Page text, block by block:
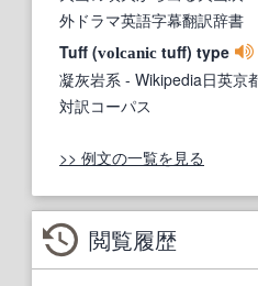
外ドラマ英語字幕翻訳辞書
Tuff (volcanic tuff) type
凝灰岩系 - Wikipedia日英京
対訳コーパス
>> 例文の一覧を見る
閲覧履歴